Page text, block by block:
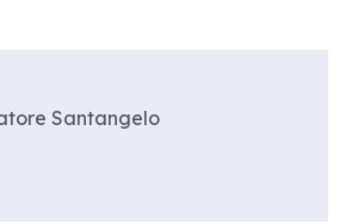
Santangelo